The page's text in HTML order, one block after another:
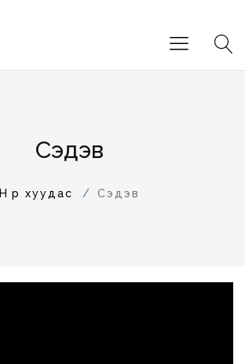
Сэдэв
Нүүр хуудас Сэдэв